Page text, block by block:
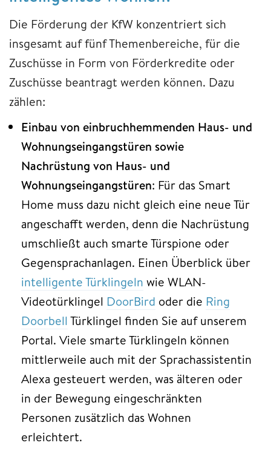
Die Förderung der KfW konzentriert sich
insgesamt auf fünf Themenbereiche, für die
Zuschüsse in Form von Förderkredite oder
Zuschüsse beantragt werden können. Dazu
zählen:
Einbau von einbruchhemmenden Haus- und
Wohnungseingangstüren sowie
Nachrüstung von Haus- und
Wohnungseingangstüren: Für das Smart
Home muss dazu nicht gleich eine neue Tür
angeschafft werden, denn die Nachrüstung
umschließt auch smarte Türspione oder
Gegensprachanlagen. Einen Überblick über
intelligente Türklingeln wie WLAN-
Videotürklingel DoorBird oder die Ring
DoorbellTürklingel finden Sie auf unserem
Portal. Viele smarte Türklingeln können
mittlerweile auch mit der Sprachassistentin
Alexa gesteuert werden, was älteren oder
in der Bewegung eingeschränkten
Personen zusätzlich das Wohnen
erleichtert.